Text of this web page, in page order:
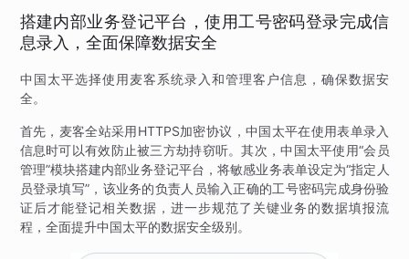
搭建内部业务登记平台，使用工号密码登录完成信
息录入，全面保障数据安全
中国太平选择使用麦客系统录入和管理客户信息，确保数据安
全。
首先，麦客全站采用HTTPS加密协议，中国太平在使用表单录入
信息时可以有效防止被三方劫持窃听。其次，中国太平使用“会员
管理”模块搭建内部业务登记平台，将敏感业务表单设定为“指定人
员登录填写”，该业务的负责人员输入正确的工号密码完成身份验
证后才能登记相关数据，进一步规范了关键业务的数据填报流
程，全面提升中国太平的数据安全级别。